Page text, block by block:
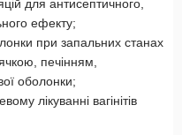
для антисептичного,
ефекту;
при запальних станах
печінням,
оболонки;
лікуванні вагінітів